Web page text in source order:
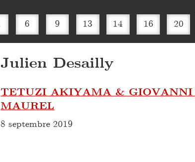
6 9 13 14 16 20
Julien Desailly
TETUZI AKIYAMA &
MAUREL
8 septembre 2019